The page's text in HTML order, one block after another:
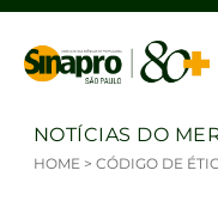
Ir para o conteúdo
NOTÍCIAS DO
HOME > CÓDIGO DE